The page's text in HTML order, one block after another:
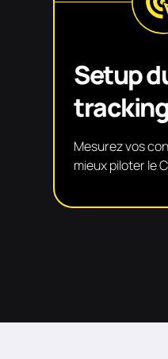
Setup
tracking
Mesurez vos
mieux piloter le